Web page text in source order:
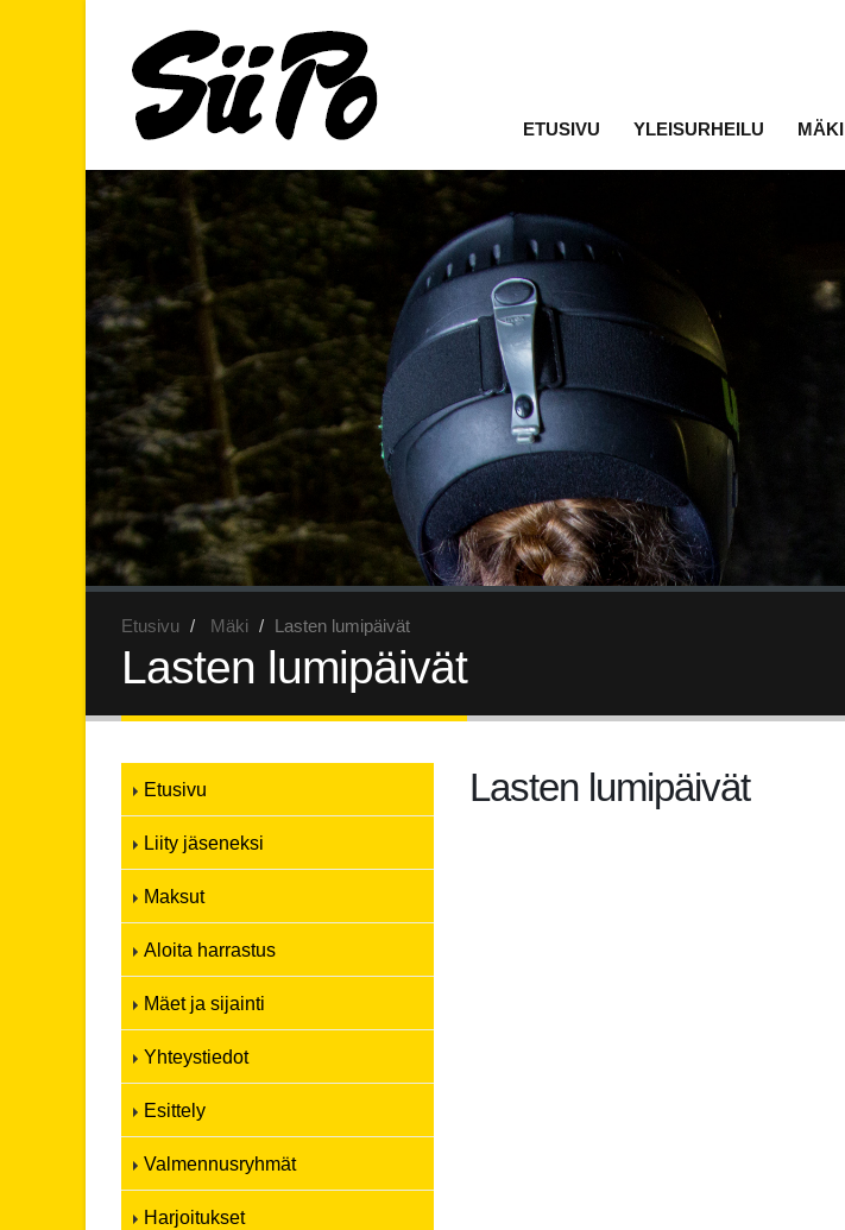
ETUSIVU YLEISURHEILU MÄKI
Etusivu Mäki Lasten lumipäivät
Lasten lumipäivät
Etusivu
Liity jäseneksi
Maksut
Aloita harrastus
Mäet ja sijainti
Yhteystiedot
Esittely
Valmennusryhmät
Harjoitukset
Lasten lumipäivät